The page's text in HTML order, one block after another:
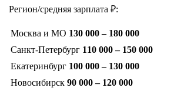
Регион/средняя зарплата ₽:
Москва и МО 130 000 – 180 000
Санкт-Петербург 110 000 – 150 000
Екатеринбург 100 000 – 130 000
Новосибирск 90 000 – 120 000